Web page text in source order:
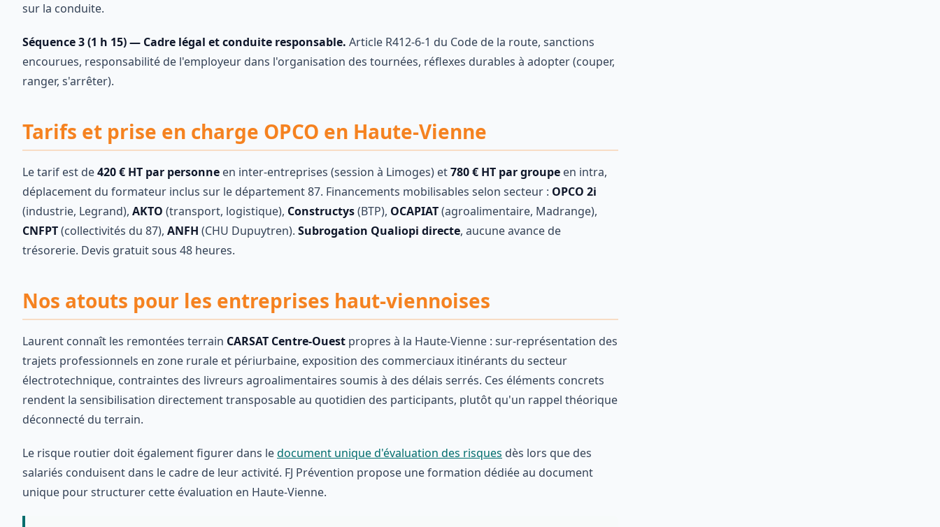
sur la conduite.
Séquence 3 (1 h 15) — Cadre légal et conduite responsable. Article R412-6-1 du Code de la route, sanctions
encourues, responsabilité de l'employeur dans l'organisation des tournées, réflexes durables à adopter (couper,
ranger, s'arrêter).
Tarifs et prise en charge OPCO en Haute-Vienne
Le tarif est de420 € HT par personne en inter-entreprises (session à Limoges) et780 € HT par groupe en intra,
déplacement du formateur inclus sur le département 87. Financements mobilisables selon secteur : OPCO 2i
(industrie, Legrand), AKTO (transport, logistique), Constructys(BTP), OCAPIAT(agroalimentaire, Madrange),
CNFPT(collectivités du 87), ANFH (CHU Dupuytren). Subrogation Qualiopi directe, aucune avance de
trésorerie. Devis gratuit sous 48 heures.
Nos atouts pour les entreprises haut-viennoises
Laurent connaît les remontées terrain CARSAT Centre-Ouest propres à la Haute-Vienne : sur-représentation des
trajets professionnels en zone rurale et périurbaine, exposition des commerciaux itinérants du secteur
électrotechnique, contraintes des livreurs agroalimentaires soumis à des délais serrés. Ces éléments concrets
rendent la sensibilisation directement transposable au quotidien des participants, plutôt qu'un rappel théorique
déconnecté du terrain.
Le risque routier doit également figurer dans ledocument unique d'évaluation des risques dès lors que des
salariés conduisent dans le cadre de leur activité. FJ Prévention propose une formation dédiée au document
unique pour structurer cette évaluation en Haute-Vienne.